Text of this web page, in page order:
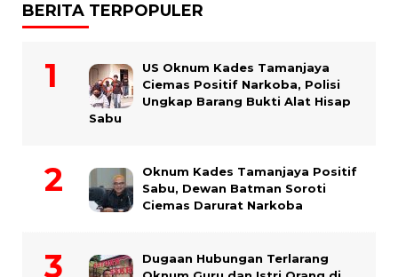
BERITA TERPOPULER
US Oknum Kades Tamanjaya
Ciemas Positif Narkoba, Polisi
Ungkap Barang Bukti Alat Hisap
Sabu
Oknum Kades Tamanjaya Positif
Sabu, Dewan Batman Soroti
Ciemas Darurat Narkoba
Dugaan Hubungan Terlarang